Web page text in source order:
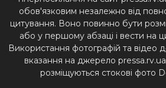
обов'язковим незалежно від
цитування. Воно повинно бути
або у першому абзаці і вести на
Використання фотографій та відео
вказання на джерело pressa.rv.ua
розміщуються стокові фото